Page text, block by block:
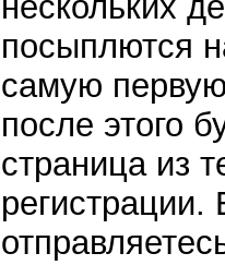
посыплются
самую
после этого
страница из